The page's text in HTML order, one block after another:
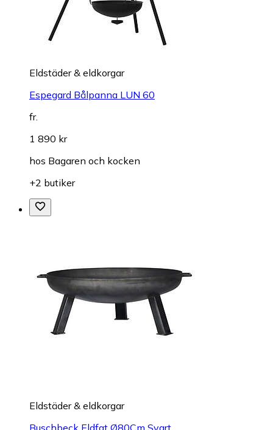
Eldstäder & eldkorgar
Espegard Bålpanna LUN 60
fr.
1 890 kr
hos Bagaren och kocken
+2 butiker
Eldstäder & eldkorgar
Buschbeck Eldfat Ø80Cm Svart